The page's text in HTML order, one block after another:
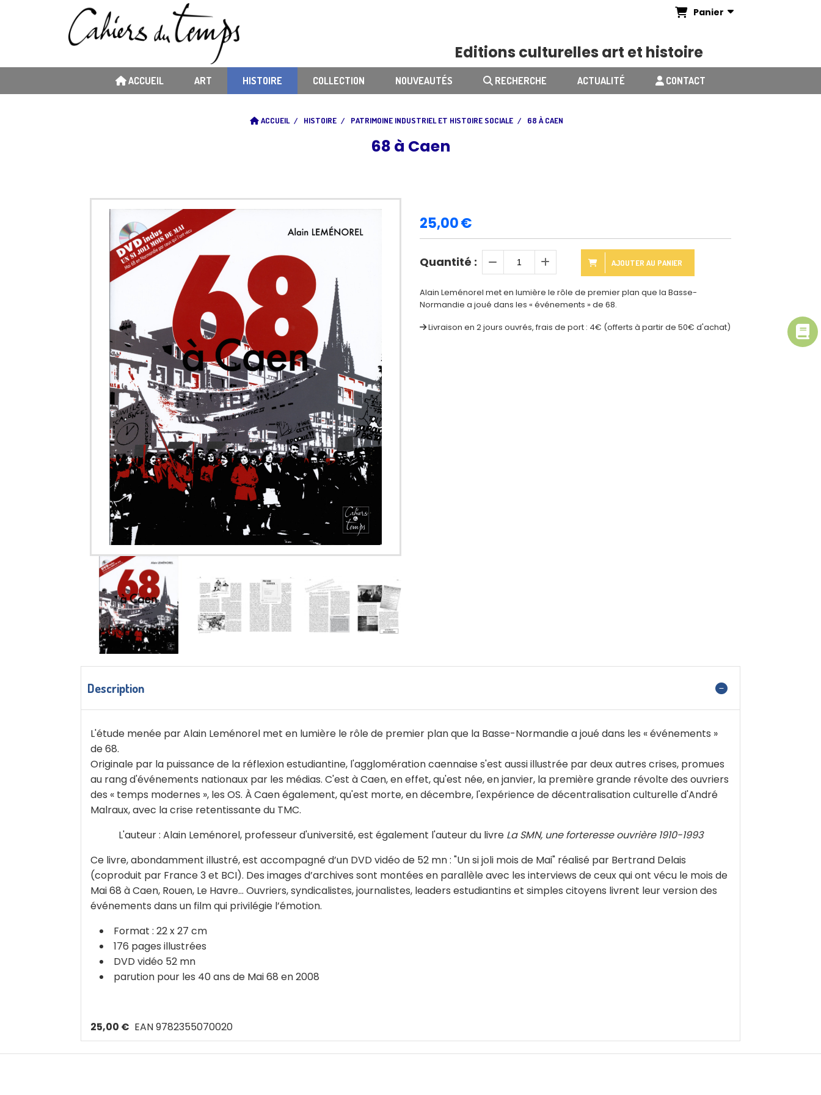
Editions culturelles art et histoire
Panier
ACCUEIL ART HISTOIRE COLLECTION NOUVEAUTÉS RECHERCHE ACTUALITÉ CONTACT
ACCUEIL HISTOIRE PATRIMOINE INDUSTRIEL ET HISTOIRE SOCIALE 68 À CAEN
68 à Caen
25,00€
Quantité : AJOUTER AU PANIER
Alain Leménorel met en lumière le rôle de premier plan que la Basse-
Normandie a joué dans les « événements » de 68.
Livraison en 2 jours ouvrés, frais de port : 4€ (offerts à partir de 50€ d'achat)
Description
L'étude menée par Alain Leménorel met en lumière le rôle de premier plan que la Basse-Normandie a joué dans les « événements »
de 68.
Originale par la puissance de la réflexion estudiantine, l'agglomération caennaise s'est aussi illustrée par deux autres crises, promues
au rang d'événements nationaux par les médias. C'est à Caen, en effet, qu'est née, en janvier, la première grande révolte des ouvriers
des « temps modernes », les OS. À Caen également, qu'est morte, en décembre, l'expérience de décentralisation culturelle d'André
Malraux, avec la crise retentissante du TMC.
L'auteur : Alain Leménorel, professeur d'université, est également l'auteur du livre La SMN, une forteresse ouvrière 1910-1993
Ce livre, abondamment illustré, est accompagné d’un DVD vidéo de 52 mn : "Un si joli mois de Mai" réalisé par Bertrand Delais
(coproduit par France 3 et BCI). Des images d’archives sont montées en parallèle avec les interviews de ceux qui ont vécu le mois de
Mai 68 à Caen, Rouen, Le Havre... Ouvriers, syndicalistes, journalistes, leaders estudiantins et simples citoyens livrent leur version des
événements dans un film qui privilégie l’émotion.
Format : 22 x 27 cm
176 pages illustrées
DVD vidéo 52 mn
parution pour les 40 ans de Mai 68 en 2008
25,00 € EAN 9782355070020